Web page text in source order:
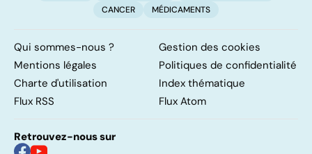
CANCER
MÉDICAMENTS
Qui sommes-nous ?
Gestion des cookies
Mentions légales
Politiques de confidentialité
Charte d'utilisation
Index thématique
Flux RSS
Flux Atom
Retrouvez-nous sur